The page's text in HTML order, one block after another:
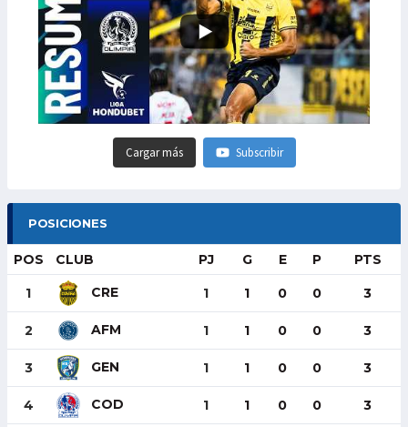
Cargar más Subscribir
POSICIONES
POS CLUB PJ G E P PTS
1 CRE 1 1 0 0 3
2 AFM 1 1 0 0 3
3 GEN 1 1 0 0 3
4 COD 1 1 0 0 3